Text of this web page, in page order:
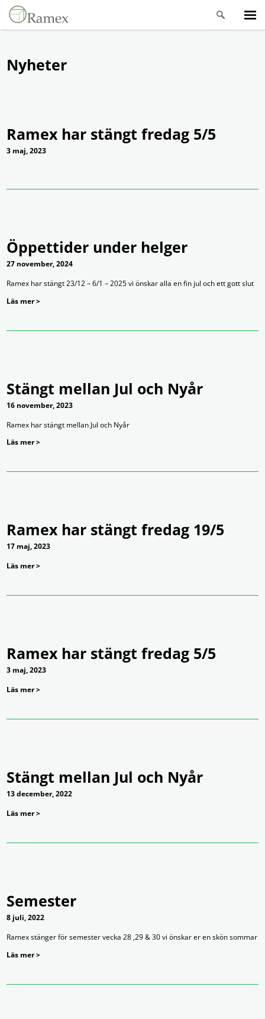
Nyheter
Ramex har stängt fredag 5/5
3 maj, 2023
Öppettider under helger
27 november, 2024
Ramex har stängt 23/12 – 6/1 – 2025 vi önskar alla en fin jul och ett gott slut
Läs mer >
Stängt mellan Jul och Nyår
16 november, 2023
Ramex har stängt mellan Jul och Nyår
Läs mer >
Ramex har stängt fredag 19/5
17 maj, 2023
Läs mer >
Ramex har stängt fredag 5/5
3 maj, 2023
Läs mer >
Stängt mellan Jul och Nyår
13 december, 2022
Läs mer >
Semester
8 juli, 2022
Ramex stänger för semester vecka 28 ,29 & 30 vi önskar er en skön sommar
Läs mer >